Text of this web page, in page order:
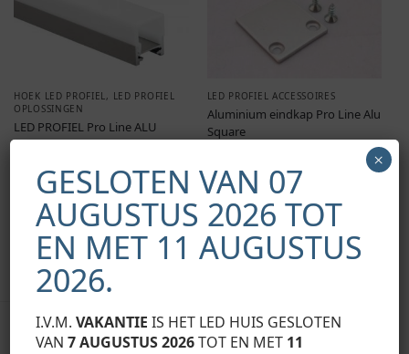
HOEK LED PROFIEL, LED PROFIEL
OPLOSSINGEN
LED PROFIEL Pro Line ALU
Square
Opties selecteren
LED PROFIEL ACCESSOIRES
Aluminium eindkap Pro Line Alu
Square
Toevoegen aan
winkelwagen
Toont alle 4 resultaten
Uw B2B partner.
GESLOTEN VAN 07
AUGUSTUS 2026 TOT
EN MET 11 AUGUSTUS
2026.
I.V.M.VAKANTIE IS HET LED HUIS GESLOTEN
VAN7 AUGUSTUS 2026TOT EN MET 11
×